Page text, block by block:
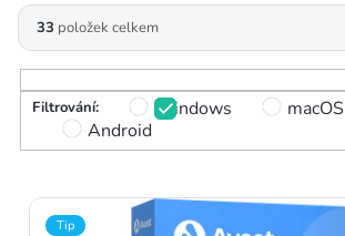
33 položek celkem
Windows macOS
Android
V
ý
p
i
Tip